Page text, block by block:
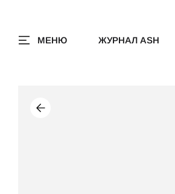
МЕНЮ ЖУРНАЛ ASH